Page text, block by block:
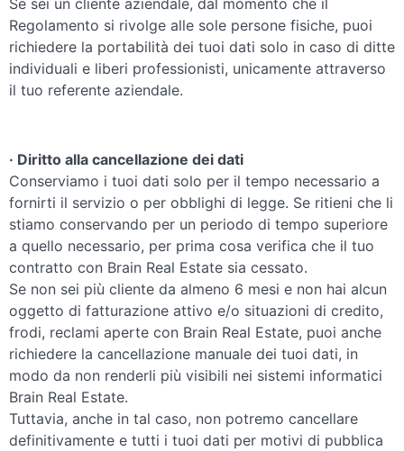
Se sei un cliente aziendale, dal momento che il
Regolamento si rivolge alle sole persone fisiche, puoi
richiedere la portabilità dei tuoi dati solo in caso di ditte
individuali e liberi professionisti, unicamente attraverso
il tuo referente aziendale.
· Diritto alla cancellazione dei dati
Conserviamo i tuoi dati solo per il tempo necessario a
fornirti il servizio o per obblighi di legge. Se ritieni che li
stiamo conservando per un periodo di tempo superiore
a quello necessario, per prima cosa verifica che il tuo
contratto con Brain Real Estate sia cessato.
Se non sei più cliente da almeno 6 mesi e non hai alcun
oggetto di fatturazione attivo e/o situazioni di credito,
frodi, reclami aperte con Brain Real Estate, puoi anche
richiedere la cancellazione manuale dei tuoi dati, in
modo da non renderli più visibili nei sistemi informatici
Brain Real Estate.
Tuttavia, anche in tal caso, non potremo cancellare
definitivamente e tutti i tuoi dati per motivi di pubblica